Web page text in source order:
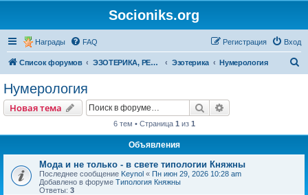
Socioniks.org
Награды FAQ Вход
Регистрация
Список форумов ЭЗОТЕРИКА, РЕЛИГИЯ Эзотерика Нумерология
Нумерология
Новая тема Поиск
6 тем • Страница 1 из 1
Объявления
Мода и не только - в свете типологии Княжны
Последнее сообщение Keynol « Пн июн 29, 2026 10:28 am
Добавлено в форуме Типология Княжны
Ответы: 3